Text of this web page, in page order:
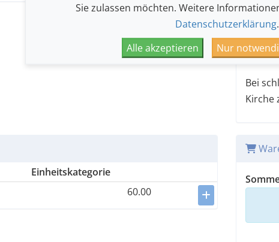
Es
vom
Bei
Kirche
Einheitskategorie
60.00
Sie zulassen möchten. Weitere
Datenschutzerklärung.
Alle akzeptieren
Nur